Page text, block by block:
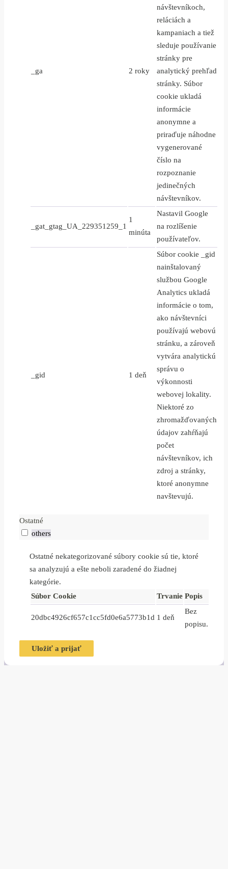
_ga 2 roky
návštevníkoch,
reláciách a
kampaniach a tiež
sleduje používanie
stránky pre
analytický prehľad
stránky. Súbor
cookie ukladá
informácie
anonymne a
priraďuje náhodne
vygenerované
číslo na
rozpoznanie
jedinečných
návštevníkov.
_gat_gtag_UA_229351259_1
1
minúta
Nastavil Google
na rozlíšenie
používateľov.
_gid 1 deň
Súbor cookie _gid
nainštalovaný
službou Google
Analytics ukladá
informácie o tom,
ako návštevníci
používajú webovú
stránku, a zároveň
vytvára analytickú
správu o
výkonnosti
webovej lokality.
Niektoré zo
zhromažďovaných
údajov zahŕňajú
počet
návštevníkov, ich
zdroj a stránky,
ktoré anonymne
navštevujú.
Ostatné
others
Ostatné nekategorizované súbory cookie sú tie, ktoré
sa analyzujú a ešte neboli zaradené do žiadnej
kategórie.
Súbor Cookie
Trvanie Popis
20dbc4926cf657c1cc5fd0e6a5773b1d 1 deň
Bez
popisu.
Uložiť a prijať